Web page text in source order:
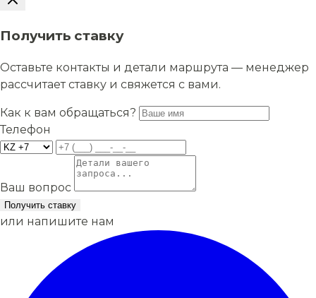
Получить ставку
Оставьте контакты и детали маршрута — менеджер
рассчитает ставку и свяжется с вами.
Как к вам обращаться?
Телефон
Ваш вопрос
Получить ставку
или напишите нам